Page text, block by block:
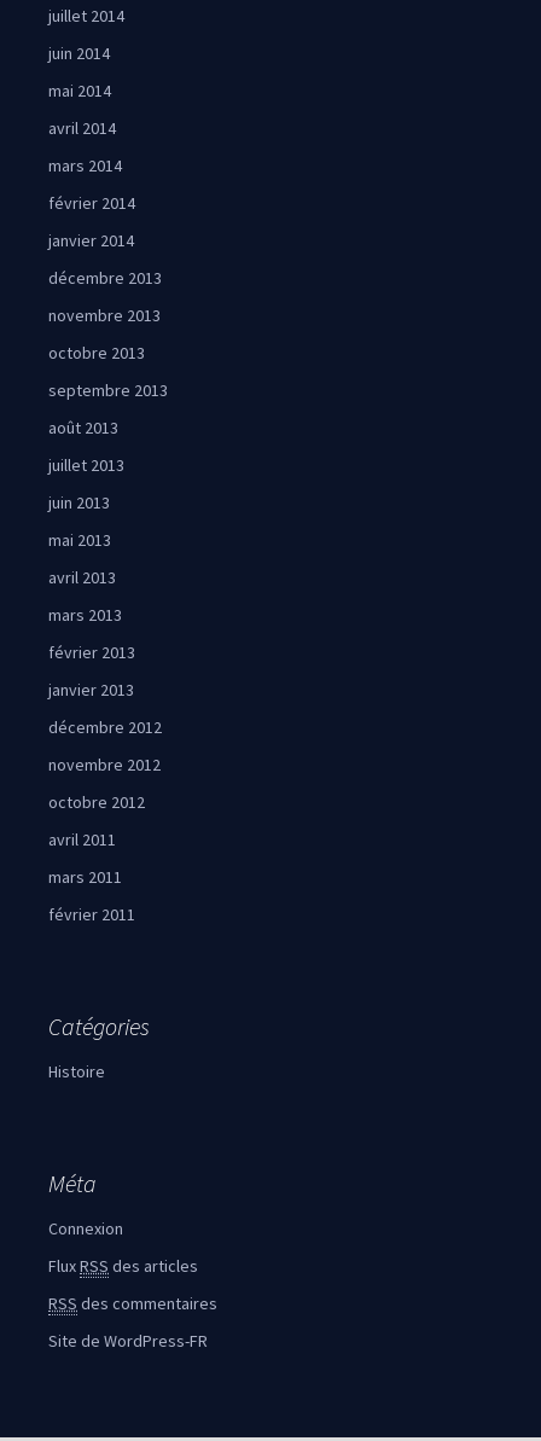
juillet 2014
juin 2014
mai 2014
avril 2014
mars 2014
février 2014
janvier 2014
décembre 2013
novembre 2013
octobre 2013
septembre 2013
août 2013
juillet 2013
juin 2013
mai 2013
avril 2013
mars 2013
février 2013
janvier 2013
décembre 2012
novembre 2012
octobre 2012
avril 2011
mars 2011
février 2011
Catégories
Histoire
Méta
Connexion
FluxRSS des articles
RSS des commentaires
Site de WordPress-FR